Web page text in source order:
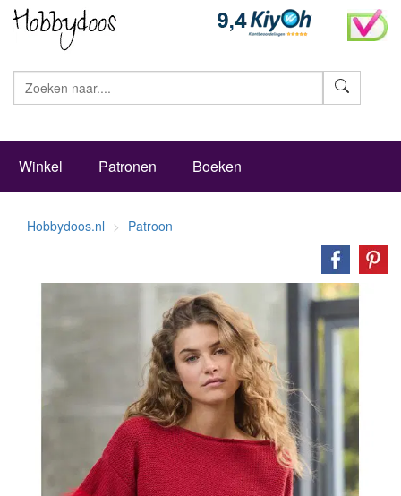
Winkel Patronen Boeken
Hobbydoos.nl Patroon